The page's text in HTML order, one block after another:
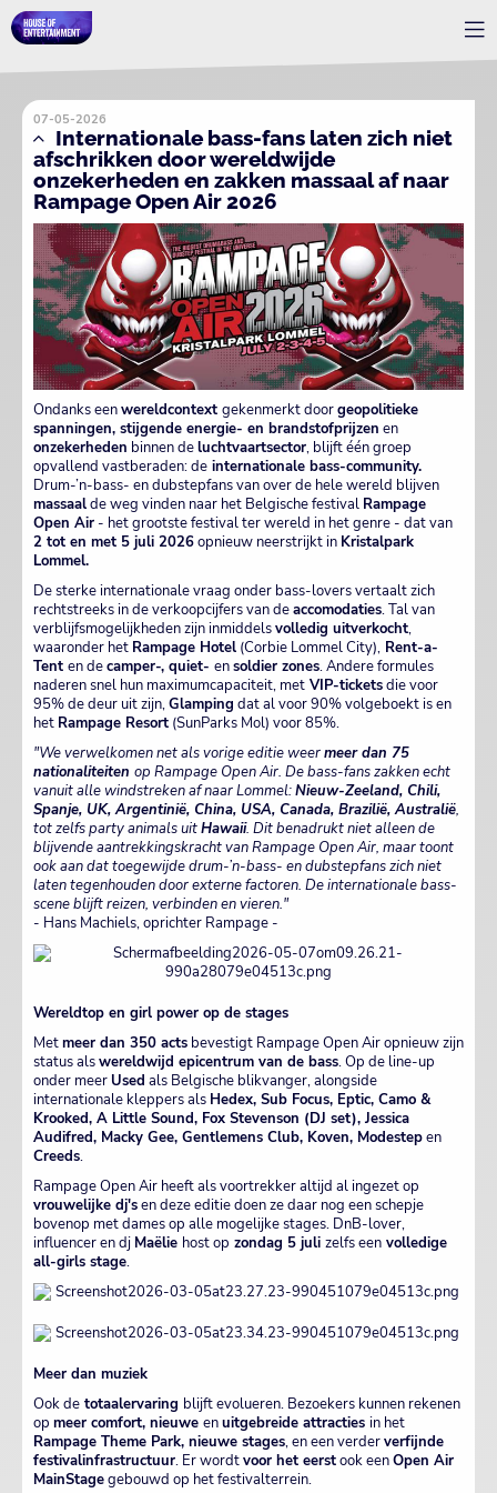
07-05-2026
Internationale bass-fans laten zich niet
afschrikken door wereldwijde
onzekerheden en zakken massaal af naar
Rampage Open Air 2026
Ondanks eenwereldcontext gekenmerkt doorgeopolitieke
spanningen, stijgende energie- en brandstofprijzen en
onzekerheden binnen deluchtvaartsector, blijft één groep
opvallend vastberaden: de internationale bass-community.
Drum-’n-bass- en dubstepfans van over de hele wereld blijven
massaalde weg vinden naar het Belgische festival Rampage
Open Air - het grootste festival ter wereld in het genre - dat van
2 tot en met 5 juli 2026opnieuw neerstrijkt in Kristalpark
Lommel.
De sterke internationale vraag onder bass-lovers vertaalt zich
rechtstreeks in de verkoopcijfers van deaccomodaties. Tal van
verblijfsmogelijkheden zijn inmiddelsvolledig uitverkocht,
waaronder het Rampage Hotel (Corbie Lommel City), Rent-a-
Tent en decamper-, quiet- ensoldier zones. Andere formules
naderen snel hun maximumcapaciteit, met VIP-ticketsdie voor
95% de deur uit zijn,Glamping dat al voor 90% volgeboekt is en
het Rampage Resort (SunParks Mol) voor 85%.
"We verwelkomen net als vorige editie weermeer dan 75
nationaliteiten op Rampage Open Air. De bass-fans zakken echt
vanuit alle windstreken af naar Lommel:Nieuw-Zeeland, Chili,
Spanje, UK, Argentinië, China, USA, Canada, Brazilië, Australië,
tot zelfs party animals uitHawaii. Dit benadrukt niet alleen de
blijvende aantrekkingskracht van Rampage Open Air, maar toont
ook aan dat toegewijde drum-’n-bass- en dubstepfans zich niet
laten tegenhouden door externe factoren. De internationale bass-
scene blijft reizen, verbinden en vieren."
- Hans Machiels, oprichter Rampage -
Wereldtop en girl power op de stages
Metmeer dan 350 acts bevestigt Rampage Open Air opnieuw zijn
status alswereldwijd epicentrum van de bass. Op de line-up
onder meer Used als Belgische blikvanger, alongside
internationale kleppers als Hedex, Sub Focus, Eptic, Camo &
Krooked, A Little Sound, Fox Stevenson (DJ set), Jessica
Audifred, Macky Gee, Gentlemens Club, Koven, Modestepen
Creeds.
Rampage Open Air heeft als voortrekker altijd al ingezet op
vrouwelijke dj'sen deze editie doen ze daar nog een schepje
bovenop met dames op alle mogelijke stages. DnB-lover,
influencer en dj Maëlie host op zondag 5 juli zelfs een volledige
all-girls stage.
Meer dan muziek
Ook de totaalervaring blijft evolueren. Bezoekers kunnen rekenen
op meer comfort, nieuwe enuitgebreide attracties in het
Rampage Theme Park, nieuwe stages, en een verderverfijnde
festivalinfrastructuur. Er wordtvoor het eerstook eenOpen Air
MainStagegebouwd op het festivalterrein.